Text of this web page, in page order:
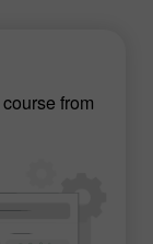
from